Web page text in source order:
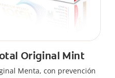
Original Mint
Menta, con prevención